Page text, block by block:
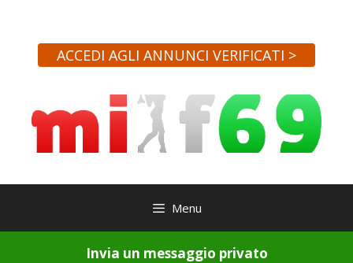
contenutoACCEDI AGLI ANNUNCI VERIFICATI >
Menu
Invia un messaggio privato